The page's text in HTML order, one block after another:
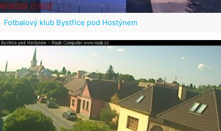
Fotbalový klub Bystřice pod Hostýnem